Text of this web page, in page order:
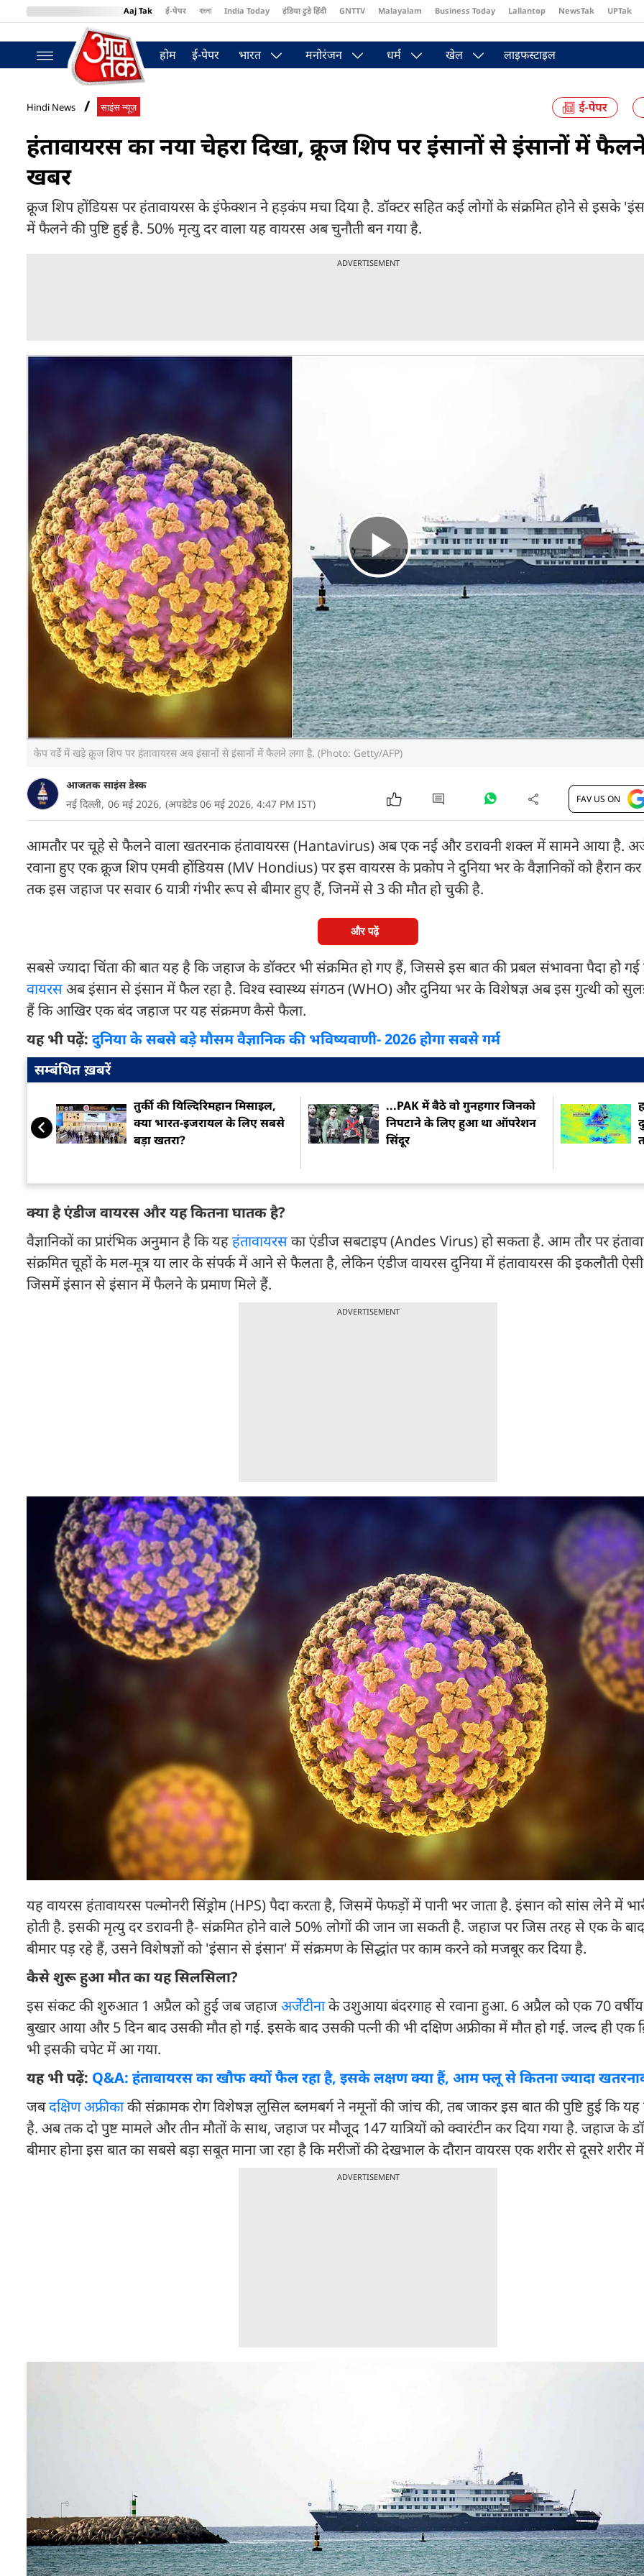
Aaj Tak ई-पेपर বাংলা India Today इंडिया टुडे हिंदी GNTTV Malayalam Business Today Lallantop NewsTak UPTak
BT Bazaar
होम ई-पेपर भारत मनोरंजन धर्म खेल लाइफस्टाइल
Hindi News साइंस न्यूज़
हंतावायरस का नया चेहरा दिखा, क्रूज शिप पर इंसानों से इंसानों में
खबर
क्रूज शिप होंडियस पर हंतावायरस के इंफेक्शन ने हड़कंप मचा दिया है. डॉक्टर सहित कई लोगों के संक्रमित होने से इसके
में फैलने की पुष्टि हुई है. 50% मृत्यु दर वाला यह वायरस अब चुनौती बन गया है.
ADVERTISEMENT
केप वर्डे में खड़े क्रूज शिप पर हंतावायरस अब इंसानों से इंसानों में फैलने लगा है. (Photo: Getty/AFP)
आजतक साइंस डेस्क
नई दिल्ली, 06 मई 2026, (अपडेटेड 06 मई 2026, 4:47 PM IST) FAV US ON
आमतौर पर चूहे से फैलने वाला खतरनाक हंतावायरस (Hantavirus) अब एक नई और डरावनी शक्ल में सामने आया है.
रवाना हुए एक क्रूज शिप एमवी होंडियस (MV Hondius) पर इस वायरस के प्रकोप ने दुनिया भर के वैज्ञानिकों को हैरान
तक इस जहाज पर सवार 6 यात्री गंभीर रूप से बीमार हुए हैं, जिनमें से 3 की मौत हो चुकी है.
और पढ़ें
सबसे ज्यादा चिंता की बात यह है कि जहाज के डॉक्टर भी संक्रमित हो गए हैं, जिससे इस बात की प्रबल संभावना पैदा हो
वायरसअब इंसान से इंसान में फैल रहा है. विश्व स्वास्थ्य संगठन (WHO) और दुनिया भर के विशेषज्ञ अब इस गुत्थी को
हैं कि आखिर एक बंद जहाज पर यह संक्रमण कैसे फैला.
यह भी पढ़ें: दुनिया के सबसे बड़े मौसम वैज्ञानिक की भविष्यवाणी- 2026 होगा सबसे गर्म
सम्बंधित ख़बरें
तुर्की की यिल्दिरिमहान मिसाइल,
क्या भारत-इजरायल के लिए सबसे
बड़ा खतरा?
...PAK में बैठे वो गुनहगार जिनको
निपटाने के लिए हुआ था ऑपरेशन
सिंदूर
क्या है एंडीज वायरस और यह कितना घातक है?
वैज्ञानिकों का प्रारंभिक अनुमान है कि यहहंतावायरसका एंडीज सबटाइप (Andes Virus) हो सकता है. आम तौर पर
संक्रमित चूहों के मल-मूत्र या लार के संपर्क में आने से फैलता है, लेकिन एंडीज वायरस दुनिया में हंतावायरस की इकलौती ऐसी
जिसमें इंसान से इंसान में फैलने के प्रमाण मिले हैं.
ADVERTISEMENT
यह वायरस हंतावायरस पल्मोनरी सिंड्रोम (HPS) पैदा करता है, जिसमें फेफड़ों में पानी भर जाता है. इंसान को सांस लेने में
होती है. इसकी मृत्यु दर डरावनी है- संक्रमित होने वाले 50% लोगों की जान जा सकती है. जहाज पर जिस तरह से एक के
बीमार पड़ रहे हैं, उसने विशेषज्ञों को 'इंसान से इंसान' में संक्रमण के सिद्धांत पर काम करने को मजबूर कर दिया है.
कैसे शुरू हुआ मौत का यह सिलसिला?
इस संकट की शुरुआत 1 अप्रैल को हुई जब जहाजअर्जेंटीनाके उशुआया बंदरगाह से रवाना हुआ. 6 अप्रैल को एक 70 वर्षीय
बुखार आया और 5 दिन बाद उसकी मौत हो गई. इसके बाद उसकी पत्नी की भी दक्षिण अफ्रीका में मौत हो गई. जल्द ही एक
भी इसकी चपेट में आ गया.
यह भी पढ़ें: Q&A: हंतावायरस का खौफ क्यों फैल रहा है, इसके लक्षण क्या हैं, आम फ्लू से कितना ज्यादा
जबदक्षिण अफ्रीकाकी संक्रामक रोग विशेषज्ञ लुसिल ब्लमबर्ग ने नमूनों की जांच की, तब जाकर इस बात की पुष्टि हुई कि यह
है. अब तक दो पुष्ट मामले और तीन मौतों के साथ, जहाज पर मौजूद 147 यात्रियों को क्वारंटीन कर दिया गया है. जहाज के
बीमार होना इस बात का सबसे बड़ा सबूत माना जा रहा है कि मरीजों की देखभाल के दौरान वायरस एक शरीर से दूसरे शरीर
ADVERTISEMENT